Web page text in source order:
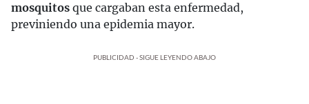
mosquitos que cargaban esta enfermedad,
previniendo una epidemia mayor.
PUBLICIDAD - SIGUE LEYENDO ABAJO